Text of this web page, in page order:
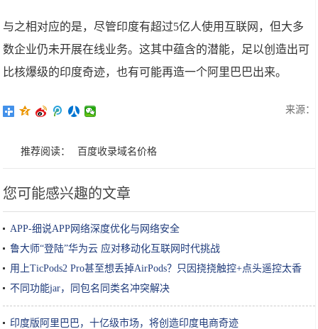
与之相对应的是，尽管印度有超过5亿人使用互联网，但大多
数企业仍未开展在线业务。这其中蕴含的潜能，足以创造出可
比核爆级的印度奇迹，也有可能再造一个阿里巴巴出来。
来源：
推荐阅读： 百度收录域名价格
您可能感兴趣的文章
APP-细说APP网络深度优化与网络安全
鲁大师“登陆”华为云 应对移动化互联网时代挑战
用上TicPods2 Pro甚至想丢掉AirPods？只因挠挠触控+点头遥控太香
不同功能jar，同包名同类名冲突解决
印度版阿里巴巴，十亿级市场，将创造印度电商奇迹